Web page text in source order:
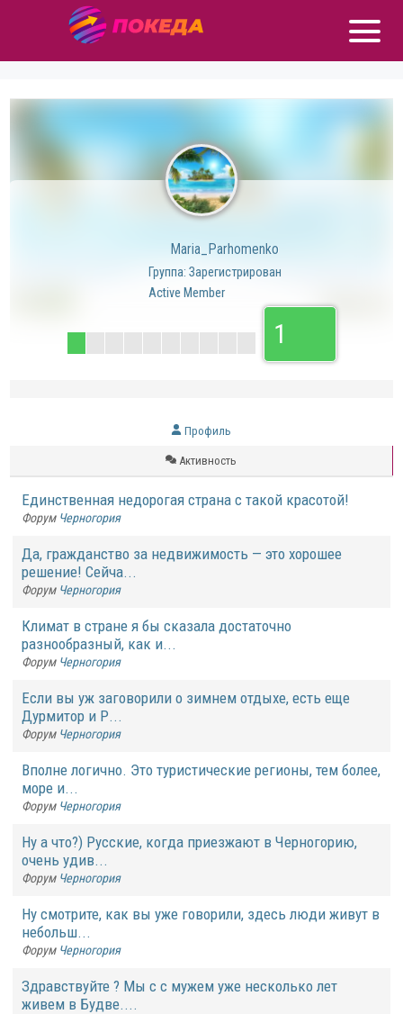
Maria_Parhomenko
Группа: Зарегистрирован
Active Member
1
Профиль
Активность
Единственная недорогая страна с такой красотой!
Форум Черногория
Да, гражданство за недвижимость — это хорошее
решение! Сейча...
Форум Черногория
Климат в стране я бы сказала достаточно
разнообразный, как и...
Форум Черногория
Если вы уж заговорили о зимнем отдыхе, есть еще
Дурмитор и Р...
Форум Черногория
Вполне логично. Это туристические регионы, тем более,
море и...
Форум Черногория
Ну а что?) Русские, когда приезжают в Черногорию,
очень удив...
Форум Черногория
Ну смотрите, как вы уже говорили, здесь люди живут в
небольш...
Форум Черногория
Здравствуйте ? Мы с с мужем уже несколько лет
живем в Будве....